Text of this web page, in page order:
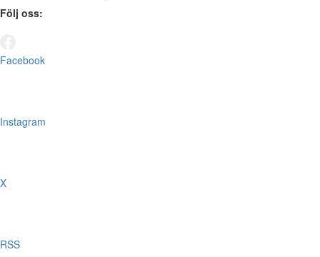
Följ oss:
Facebook
Instagram
X
RSS